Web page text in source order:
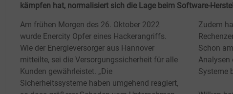
kämpfen hat, normalisiert sich die Lage beim Software-
Am frühen Morgen des 26. Oktober 2022
wurde Enercity Opfer eines Hackerangriffs.
Wie der Energieversorger aus Hannover
mitteilte, sei die Versorgungssicherheit für alle
Kunden gewährleistet. „Die
Sicherheitssysteme haben umgehend reagiert,
Zudem
Schon
Analysen
Systeme